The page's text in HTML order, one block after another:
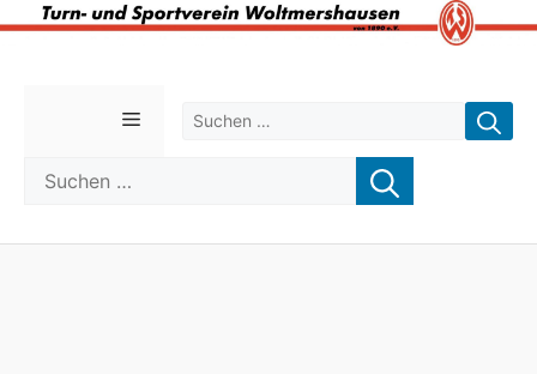
Suchen nach:
Menü
Suchen nach: